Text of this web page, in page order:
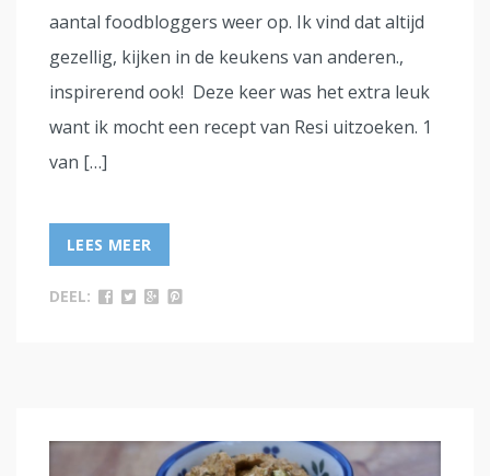
aantal foodbloggers weer op. Ik vind dat altijd
gezellig, kijken in de keukens van anderen.,
inspirerend ook! Deze keer was het extra leuk
want ik mocht een recept van Resi uitzoeken. 1
van […]
LEES MEER
DEEL: